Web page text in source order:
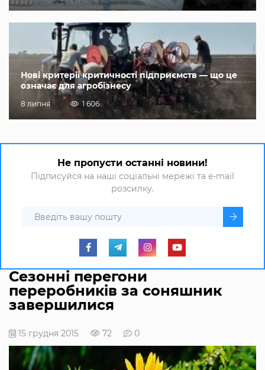
Нові критерії критичності підприємств — що це
означає для агробізнесу
8 липня 1 606
Не пропусти останні новини!
Підписуйся на наші соціальні мережі та e-mail
розсилку.
Сезонні перегони
переробників за соняшник
завершилися
15 грудня 2015 72 0